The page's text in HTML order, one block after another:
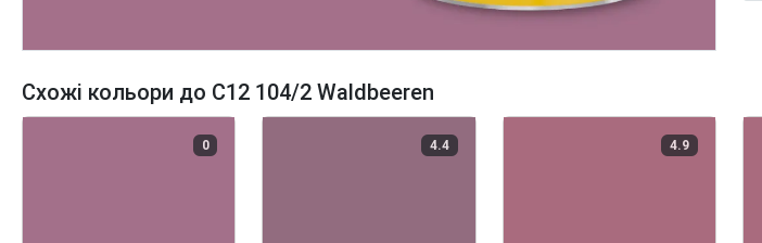
Схожі кольори до C12 104/2 Waldbeeren
0 4.4 4.9